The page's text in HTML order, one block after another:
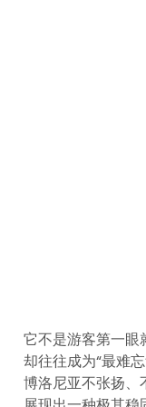
它不是游客第一眼
却往往成为“最难忘
博洛尼亚不张扬、